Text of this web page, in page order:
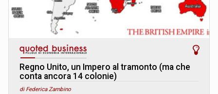
Regno Unito, un Impero al tramonto (ma che
conta ancora 14 colonie)
di Federica Zambino